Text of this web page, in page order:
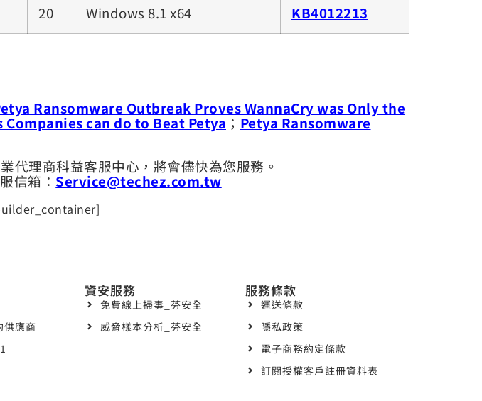
20 Windows 8.1 x64 KB4012213
Ransomware Outbreak Proves WannaCry was Only the
Companies can do to Beat Petya ； Petya Ransomware
代理商科益客服中心，將會儘快為您服務。
信箱： Service@techez.com.tw
供應商
資安服務
免費線上掃毒_芬安全
威脅樣本分析_芬安全
服務條款
運送條款
隱私政策
電子商務約定條款
訂閱授權客戶註冊資料表